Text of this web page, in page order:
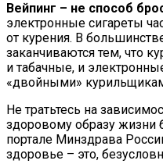
Вейпинг – не способ
электронные сигареты
от курения. В
заканчиваются тем, что
и табачные, и
«двойными»
Не тратьтесь на
здоровому образу жизни
портале Минздрава
здоровье – это,